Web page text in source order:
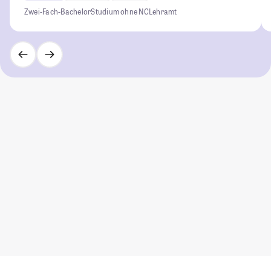
Zwei-Fach-BachelorStudium ohne NCLehramt